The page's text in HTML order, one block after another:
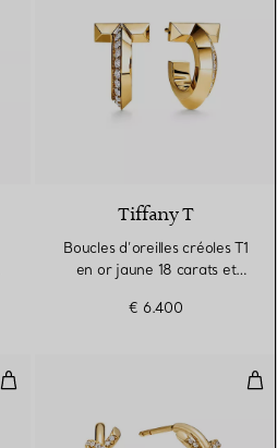
Tiffany T
Boucles d’oreilles créoles T1
en or jaune 18 carats et
€ 6.400
Boucles d’oreilles créoles T1 en